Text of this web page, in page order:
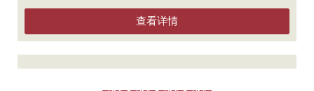
查看详情